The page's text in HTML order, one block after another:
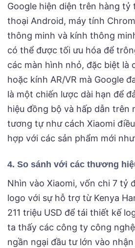
Google hiện diện trên hàng tỷ
thoại Android, máy tính
thông minh và kính thông
có thể được tối ưu hóa để
các màn hình nhỏ, đặc biệt là
hoặc kính AR/VR mà Google
là một chiến lược dài hạn để
hiệu đồng bộ và hấp dẫn trên
tương tự như cách Xiaomi
hợp với các sản phẩm mới
4. So sánh với các thương
Nhìn vào Xiaomi, vốn chi 7 tỷ
logo với sự hỗ trợ từ Kenya
211 triệu USD để tái thiết kế
ta thấy các công ty công
ngần ngại đầu tư lớn vào